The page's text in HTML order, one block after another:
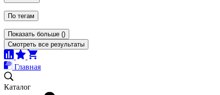
По тегам
Показать больше ()
Смотреть все результаты
Главная
Каталог